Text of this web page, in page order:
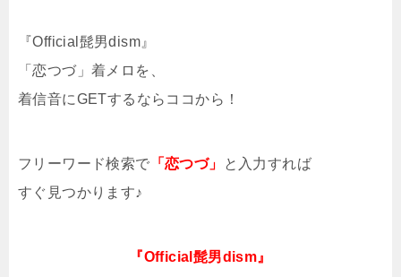
『Official髭男dism』
「恋つづ」着メロを、
着信音にGETするならココから！
フリーワード検索で 「恋つづ」
と入力すれば
すぐ見つかります♪
『Official髭男dism』